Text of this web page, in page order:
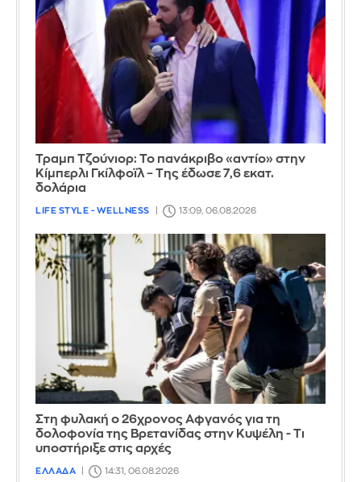
Τραμπ Τζούνιορ: Το πανάκριβο «αντίο» στην
Κίμπερλι Γκίλφοϊλ – Της έδωσε 7,6 εκατ.
δολάρια
LIFE STYLE - WELLNESS 13:09, 06.08.2026
Στη φυλακή ο 26χρονος Αφγανός για τη
δολοφονία της Βρετανίδας στην Κυψέλη - Τι
υποστήριξε στις αρχές
ΕΛΛΑΔΑ 14:31, 06.08.2026